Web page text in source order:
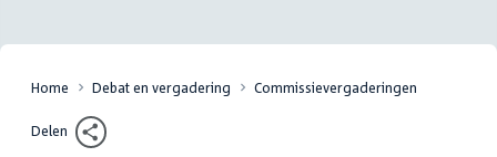
Home Debat en vergadering Commissievergaderingen
Delen